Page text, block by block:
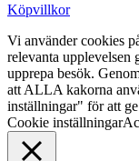
Köpvillkor
Vi använder cookies
relevanta upplevelsen
upprepa besök.
att ALLA kakorna
inställningar" för att
Cookie inställningar